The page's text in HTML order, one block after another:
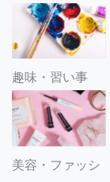
趣味・習い事
美容・ファッシ